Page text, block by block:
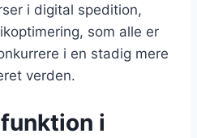
i digital spedition,
som alle er
i en stadig mere
verden.
i